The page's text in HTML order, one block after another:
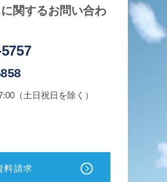
関するお問い合わ
（土日祝日を除く）
料請求